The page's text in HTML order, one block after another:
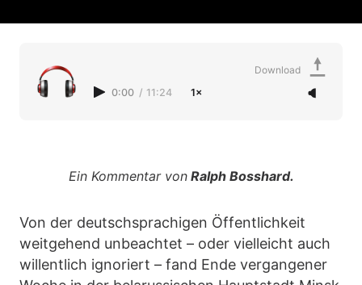
0:00 / 11:24 1×
Download
Ein Kommentar vonRalph Bosshard.
Von der deutschsprachigen Öffentlichkeit
weitgehend unbeachtet – oder vielleicht auch
willentlich ignoriert – fand Ende vergangener